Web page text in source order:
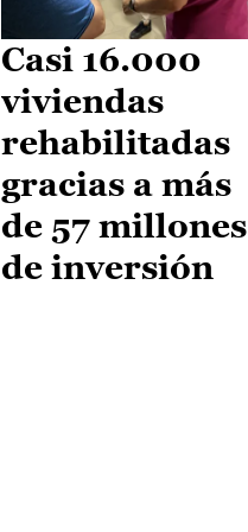
Casi 16.000
viviendas
rehabilitadas
gracias a más
de 57 millones
de inversión